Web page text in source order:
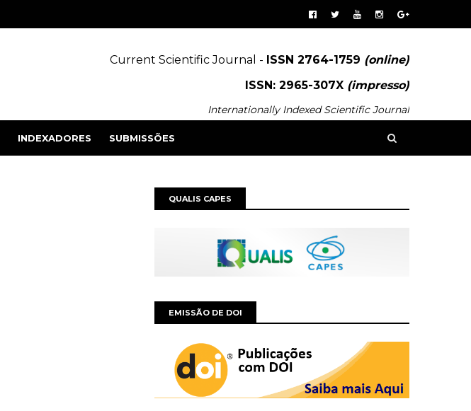
Current Scientific Journal - ISSN 2764-1759 (online)
ISSN: 2965-307X (impresso)
Internationally Indexed Scientific Journal
INDEXADORES SUBMISSÕES
QUALIS CAPES
EMISSÃO DE DOI